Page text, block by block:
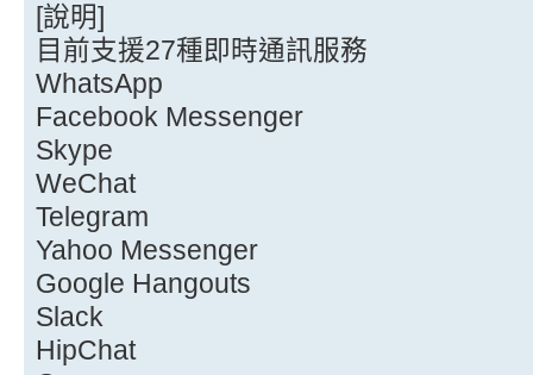
[說明]
目前支援27種即時通訊服務
WhatsApp
Facebook Messenger
Skype
WeChat
Telegram
Yahoo Messenger
Google Hangouts
Slack
HipChat